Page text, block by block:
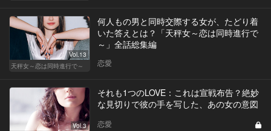
Vol.13
天秤女～恋は同時進行で～
何人もの男と同時交際する女が、たどり着
いた答えとは？「天秤女～恋は同時進行で
～」全話総集編
恋愛
Vol.3
それも1つのLOVE：これは宣戦布告？絶妙
な見切りで彼の手を写した、あの女の意図
恋愛